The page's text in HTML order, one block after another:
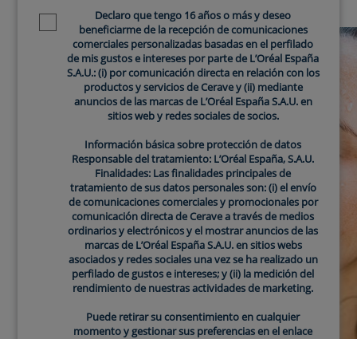
durante el embarazo y el posparto.
Newsletter policyDeclaro que tengo 16 años o más y deseo
beneficiarme de la recepción de comunicaciones
comerciales personalizadas basadas en el perfilado
de mis gustos e intereses por parte de L’Oréal España
S.A.U.: (i) por comunicación directa en relación con los
productos y servicios de Cerave y (ii) mediante
anuncios de las marcas de L’Oréal España S.A.U. en
sitios web y redes sociales de socios.
Información básica sobre protección de datos
Responsable del tratamiento: L’Oréal España, S.A.U.
Finalidades: Las finalidades principales de
tratamiento de sus datos personales son: (i) el envío
de comunicaciones comerciales y promocionales por
comunicación directa de Cerave a través de medios
ordinarios y electrónicos y el mostrar anuncios de las
marcas de L’Oréal España S.A.U. en sitios webs
asociados y redes sociales una vez se ha realizado un
perfilado de gustos e intereses; y (ii) la medición del
rendimiento de nuestras actividades de marketing.
Puede retirar su consentimiento en cualquier
momento y gestionar sus preferencias en el enlace